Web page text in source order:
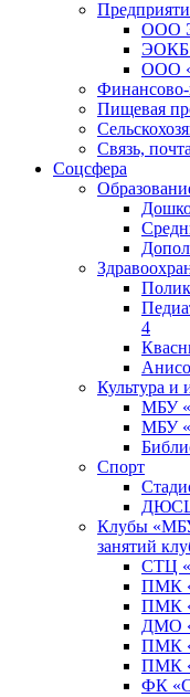
ООО
ЭОКБ
ООО
Пищевая
Связь,
Соцсфера
4
Культура и
МБУ
МБУ
Спорт
Клубы «МБУ
занятий
СТЦ
ПМК
ПМК
ДМО
ПМК
ПМК
ФК